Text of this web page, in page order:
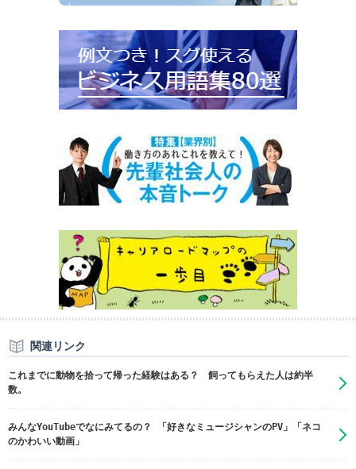
関連リンク
これまでに動物を拾って帰った経験はある？ 飼ってもらえた人は約半
数。
みんなYouTubeでなにみてるの？ 「好きなミュージシャンのPV」「ネコ
のかわいい動画」